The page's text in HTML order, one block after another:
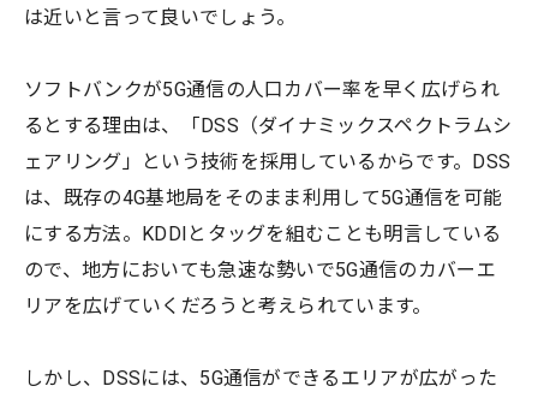
は近いと言って良いでしょう。
ソフトバンクが5G通信の人口カバー率を早く広げられ
るとする理由は、「DSS（ダイナミックスペクトラムシ
ェアリング」という技術を採用しているからです。DSS
は、既存の4G基地局をそのまま利用して5G通信を可能
にする方法。KDDIとタッグを組むことも明言している
ので、地方においても急速な勢いで5G通信のカバーエ
リアを広げていくだろうと考えられています。
しかし、DSSには、5G通信ができるエリアが広がった